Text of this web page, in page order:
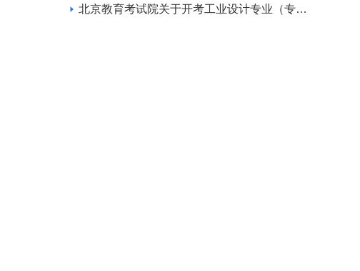
北京教育考试院关于开考工业设计专业（专